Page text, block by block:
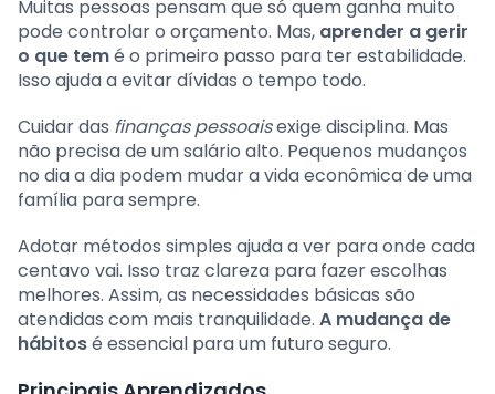
Muitas pessoas pensam que só quem ganha muito
pode controlar o orçamento. Mas, aprender a gerir
o que temé o primeiro passo para ter estabilidade.
Isso ajuda a evitar dívidas o tempo todo.
Cuidar das finanças pessoaisexige disciplina. Mas
não precisa de um salário alto. Pequenos mudanços
no dia a dia podem mudar a vida econômica de uma
família para sempre.
Adotar métodos simples ajuda a ver para onde cada
centavo vai. Isso traz clareza para fazer escolhas
melhores. Assim, as necessidades básicas são
atendidas com mais tranquilidade. A mudança de
hábitosé essencial para um futuro seguro.